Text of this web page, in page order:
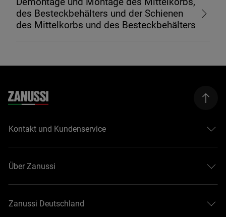
des Besteckbehälters und der Schienen
des Mittelkorbs und des Besteckbehälters
Kontakt und Kundenservice
Über Zanussi
Zanussi Deutschland